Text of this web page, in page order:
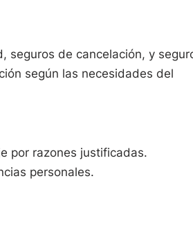
seguros de cancelación, y
según las necesidades del
por razones justificadas.
personales.